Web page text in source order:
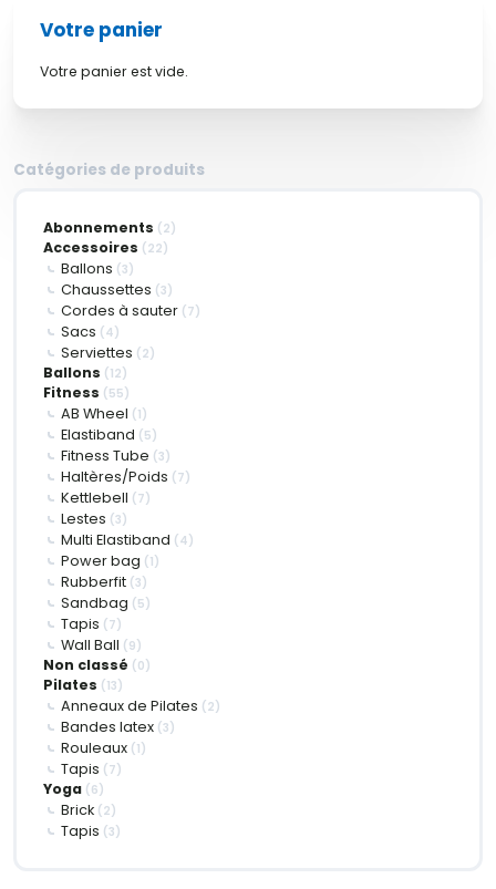
Votre panier
Votre panier est vide.
Catégories de produits
Abonnements (2)
Accessoires (22)
Ballons (3)
Chaussettes (3)
Cordes à sauter (7)
Sacs (4)
Serviettes (2)
Ballons (12)
Fitness (55)
AB Wheel (1)
Elastiband (5)
Fitness Tube (3)
Haltères/Poids (7)
Kettlebell (7)
Lestes (3)
Multi Elastiband (4)
Power bag (1)
Rubberfit (3)
Sandbag (5)
Tapis (7)
Wall Ball (9)
Non classé (0)
Pilates (13)
Anneaux de Pilates (2)
Bandes latex (3)
Rouleaux (1)
Tapis (7)
Yoga (6)
Brick (2)
Tapis (3)